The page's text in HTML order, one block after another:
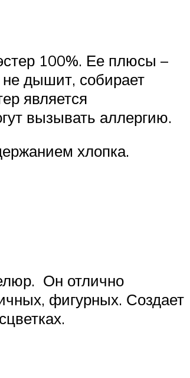
100%. Ее плюсы –
не дышит, собирает
является
вызывать аллергию.
хлопка.
Он отлично
фигурных. Создает